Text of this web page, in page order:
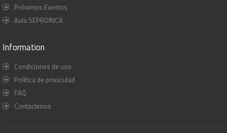
Próximos Eventos
Aula SEPROINCA
Information
Condiciones de uso
Política de privacidad
FAQ
Contáctenos